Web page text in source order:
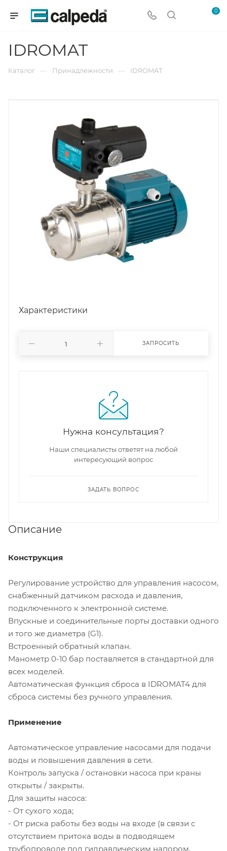
0
IDROMAT
Каталог — Принадлежности — IDROMAT
Характеристики
ЗАПРОСИТЬ
Нужна консультация?
Наши специалисты ответят на любой
интересующий вопрос
ЗАДАТЬ ВОПРОС
Описание
Конструкция
Регулирование устройство для управления насосом,
снабженный датчиком расхода и давления,
подключенного к электронной системе.
Впускные и соединительные порты доставки одного
и того же диаметра (G1).
Встроенный обратный клапан.
Манометр 0-10 бар поставляется в стандартной для
всех моделей.
Автоматическая функция сброса в IDROMAT4 для
сброса системы без ручного управления.
Применение
Автоматическое управление насосами для подачи
воды и повышения давления в сети.
Контроль запуска / остановки насоса при краны
открыты / закрыты.
Для защиты насоса:
- От сухого хода;
- От риска работы без воды на входе (в связи с
отсутствием притока воды в подводящем
трубопроводе под гидравлическим напором,